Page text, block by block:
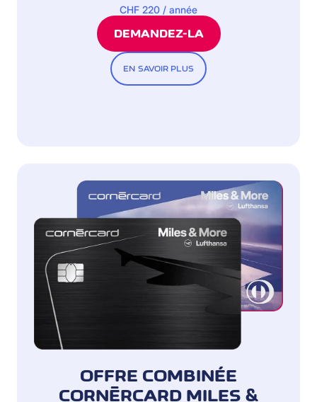
CHF 220 / année
DEMANDEZ-LA
EN SAVOIR PLUS
OFFRE COMBINÉE
CORNÈRCARD MILES &